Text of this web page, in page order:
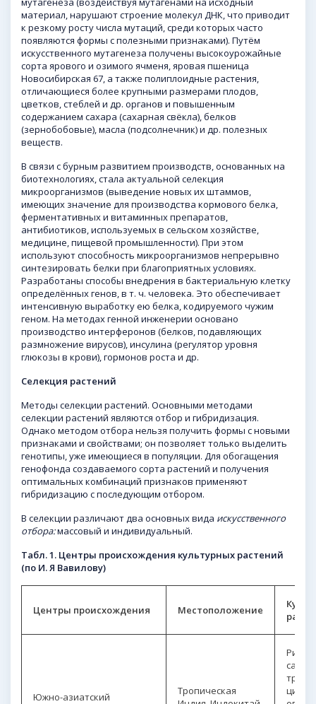
материал, нарушают строение молекул ДНК, что приводит
к резкому росту числа мутаций, среди которых часто
появляются формы с полезными признаками). Путём
искусственного мутагенеза получены высокоурожайные
сорта ярового и озимого ячменя, яровая пшеница
Новосибирская 67, а также полиплоидные растения,
отличающиеся более крупными размерами плодов,
цветков, стеблей и др. органов и повышенным
содержанием сахара (сахарная свёкла), белков
(зернобобовые), масла (подсолнечник) и др. полезных
веществ.
В связи с бурным развитием производств, основанных на
биотехнологиях, стала актуальной селекция
микроорганизмов (выведение новых их штаммов,
имеющих значение для производства кормового белка,
ферментативных и витаминных препаратов,
антибиотиков, используемых в сельском хозяйстве,
медицине, пищевой промышленности). При этом
используют способность микроорганизмов непрерывно
синтезировать белки при благоприятных условиях.
Разработаны способы внедрения в бактериальную клетку
определённых генов, в т. ч. человека. Это обеспечивает
интенсивную выработку ею белка, кодируемого чужим
геном. На методах генной инженерии основано
производство интерферонов (белков, подавляющих
размножение вирусов), инсулина (регулятор уровня
глюкозы в крови), гормонов роста и др.
Селекция растений
Методы селекции растений. Основными методами
селекции растений являются отбор и гибридизация.
Однако методом отбора нельзя получить формы с новыми
признаками и свойствами; он позволяет только выделить
генотипы, уже имеющиеся в популяции. Для обогащения
генофонда создаваемого сорта растений и получения
оптимальных комбинаций признаков применяют
гибридизацию с последующим отбором.
В селекции различают два основных вида искусственного
отбора:массовый и индивидуальный.
Табл. 1. Центры происхождения культурных растений
(по И. Я Вавилову)
Центры происхождения Местоположение
Южно-азиатский
Тропическая
Рис,